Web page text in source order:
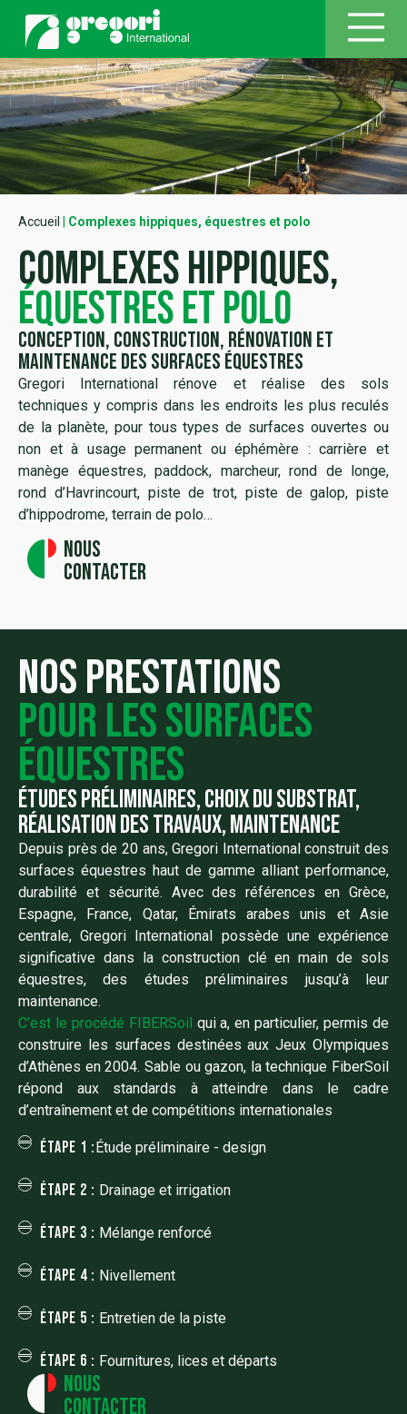
Accueil Complexes hippiques, équestres et polo
complexes hippiques,
équestres et polo
Conception, Construction, Rénovation et
Maintenance des surfaces équestres
Gregori International rénove et réalise des sols
techniques y compris dans les endroits les plus reculés
de la planète, pour tous types de surfaces ouvertes ou
non et à usage permanent ou éphémère : carrière et
manège équestres, paddock, marcheur, rond de longe,
rond d’Havrincourt, piste de trot, piste de galop, piste
d’hippodrome, terrain de polo…
Nous
contacter
nos prestations
pour les surfaces
équestres
Études préliminaires, choix du substrat,
réalisation des travaux, maintenance
Depuis près de 20 ans, Gregori International construit des
surfaces équestres haut de gamme alliant performance,
durabilité et sécurité. Avec des références en Grèce,
Espagne, France, Qatar, Émirats arabes unis et Asie
centrale, Gregori International possède une expérience
significative dans la construction clé en main de sols
équestres, des études préliminaires jusqu’à leur
maintenance.
C’est le procédé FIBERSoil qui a, en particulier, permis de
construire les surfaces destinées aux Jeux Olympiques
d’Athènes en 2004. Sable ou gazon, la technique FiberSoil
répond aux standards à atteindre dans le cadre
d’entraînement et de compétitions internationales
Étape 1 :Étude préliminaire - design
Étape 2 : Drainage et irrigation
Étape 3 : Mélange renforcé
Étape 4 : Nivellement
Étape 5 : Entretien de la piste
Étape 6 : Fournitures, lices et départs
Nous
contacter